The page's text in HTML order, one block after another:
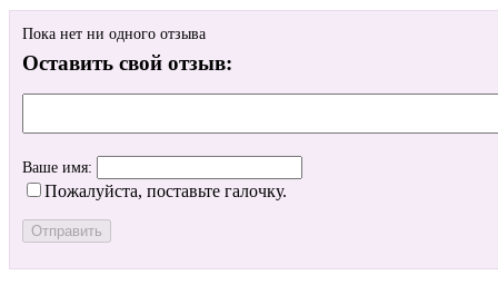
Пока нет ни одного отзыва
Оставить свой отзыв:
Ваше имя:
Пожалуйста, поставьте галочку.